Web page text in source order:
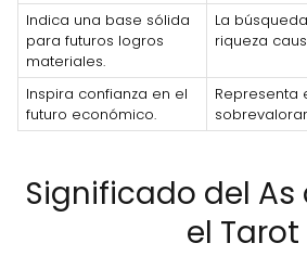
Indica una base sólida
para futuros logros
materiales.
La
riqueza
Inspira confianza en el
futuro económico.
Representa
Significado del As
el Tarot